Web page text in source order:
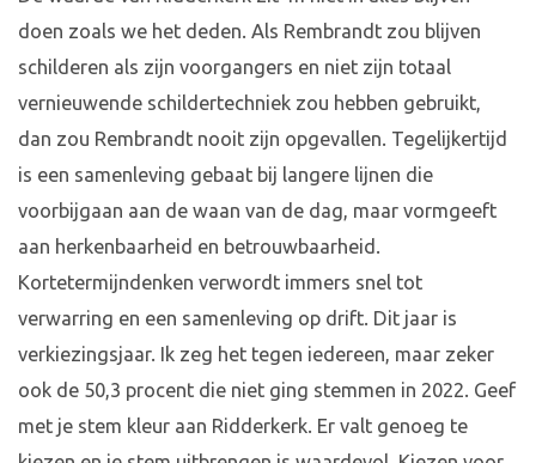
doen zoals we het deden. Als Rembrandt zou blijven
schilderen als zijn voorgangers en niet zijn totaal
vernieuwende schildertechniek zou hebben gebruikt,
dan zou Rembrandt nooit zijn opgevallen. Tegelijkertijd
is een samenleving gebaat bij langere lijnen die
voorbijgaan aan de waan van de dag, maar vormgeeft
aan herkenbaarheid en betrouwbaarheid.
Kortetermijndenken verwordt immers snel tot
verwarring en een samenleving op drift. Dit jaar is
verkiezingsjaar. Ik zeg het tegen iedereen, maar zeker
ook de 50,3 procent die niet ging stemmen in 2022. Geef
met je stem kleur aan Ridderkerk. Er valt genoeg te